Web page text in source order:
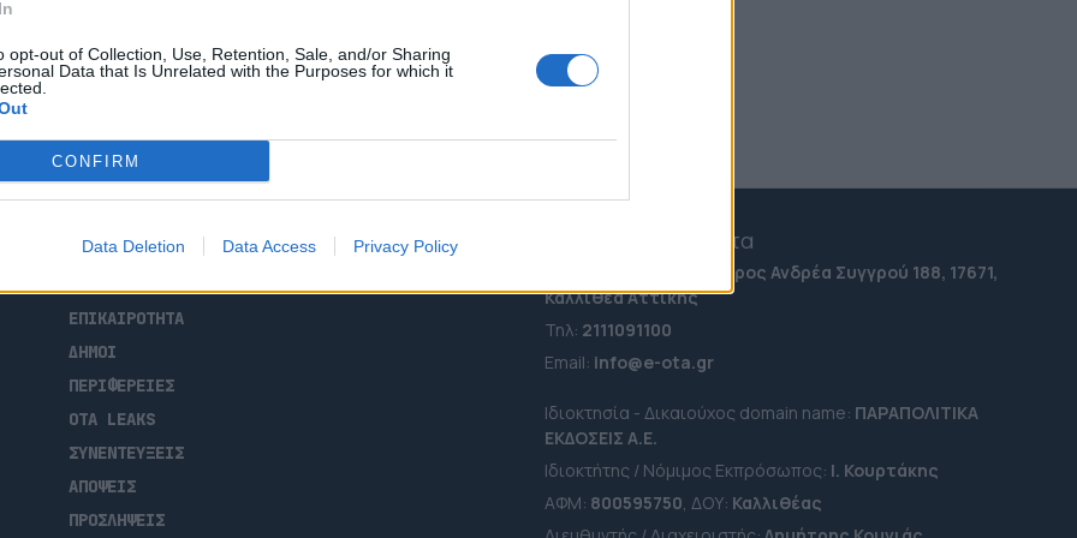
opt-out of Collection, Use, Retention, Sale, and/or Sharing
Data that Is Unrelated with the Purposes for which it
CONFIRM
Data Deletion Data Access Privacy Policy
Ελληνικού – Αργυρούπολης,
τηλέφωνα με την ονομασία «ΔΗΜΟΣ
για ένα σύγχρονο ψηφιακό εργαλείο
προσφέροντας ταυτόχρονα
[…]
10:48
Καρυστιανού
15:16
ΑΡΧΙΚΗ
ΕΠΙΚΑΙΡΟΤΗΤΑ
ΔΗΜΟΙ
ΠΕΡΙΦΕΡΕΙΕΣ
OTA LEAKS
ΣΥΝΕΝΤΕΥΞΕΙΣ
ΑΠΟΨΕΙΣ
ΠΡΟΣΛΗΨΕΙΣ
e-ota.gr | Ταυτότητα
Λεωφόρος Ανδρέα Συγγρού 188, 17671,
Καλλιθέα Αττικής
Τηλ: 2111091100
Εmail: info@e-ota.gr
Ιδιοκτησία - Δικαιούχος domain name: ΠΑΡΑΠΟΛΙΤΙΚΑ
ΕΚΔΟΣΕΙΣ A.E.
Ιδιοκτήτης / Νόμιμος Εκπρόσωπος: Ι. Κουρτάκης
ΑΦΜ: 800595750 , ΔΟΥ: Καλλιθέας